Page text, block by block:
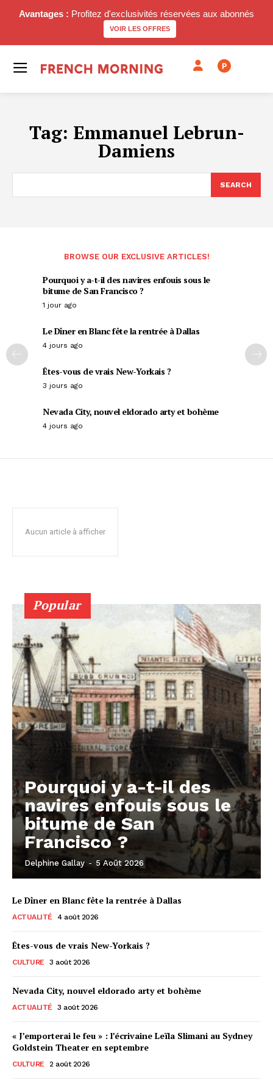
Avantages : Profitez d'exclusivités réservées aux abonnés
VOIR LES OFFRES
P
Tag: Emmanuel Lebrun-
Damiens
SEARCH
BROWSE OUR EXCLUSIVE ARTICLES!
Pourquoi y a-t-il des navires enfouis sous le
bitume de San Francisco ?
1 jour ago
Le Dîner en Blanc fête la rentrée à Dallas
4 jours ago
Êtes-vous de vrais New-Yorkais ?
3 jours ago
Nevada City, nouvel eldorado arty et bohème
4 jours ago
Aucun article à afficher
Popular
Pourquoi y a-t-il des
navires enfouis sous le
bitume de San
Francisco ?
Delphine Gallay - 5 Août 2026
Le Dîner en Blanc fête la rentrée à Dallas
ACTUALITÉ 4 août 2026
Êtes-vous de vrais New-Yorkais ?
CULTURE 3 août 2026
Nevada City, nouvel eldorado arty et bohème
ACTUALITÉ 3 août 2026
« J’emporterai le feu » : l’écrivaine Leïla Slimani au Sydney
Goldstein Theater en septembre
CULTURE 2 août 2026